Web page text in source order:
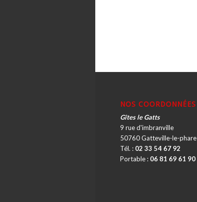
NOS COORDONNÉES
Gîtes le Gatts
9 rue d'imbranville
50760 Gatteville-le-phare
Tél. : 02 33 54 67 92
Portable : 06 81 69 61 90